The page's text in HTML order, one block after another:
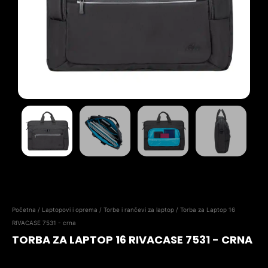
Početna / Laptopovi i oprema / Torbe i rančevi za laptop / Torba za Laptop 16
RIVACASE 7531 - crna
TORBA ZA LAPTOP 16 RIVACASE 7531 - CRNA